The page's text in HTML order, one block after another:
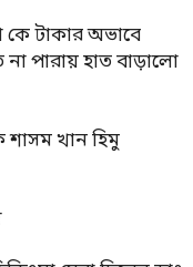
কে টাকার অভাবে
পারায় হাত বাড়ালো
খান হিমু